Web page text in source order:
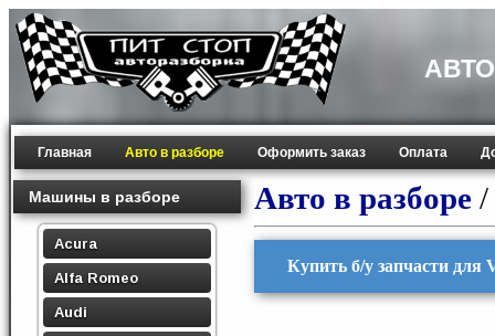
Главная Авто в разборе Оформить заказ Оплата
Машины в разборе
Acura
Alfa Romeo
Audi
Авто в разборе /
Купить б/у запчасти для